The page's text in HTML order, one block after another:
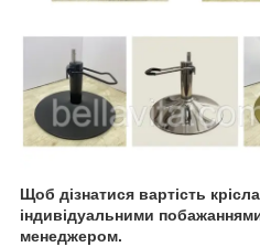
Щоб дізнатися вартість
індивідуальними
менеджером.